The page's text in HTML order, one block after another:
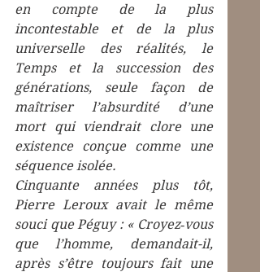
en compte de la plus
incontestable et de la plus
universelle des réalités, le
Temps et la succession des
générations, seule façon de
maîtriser l’absurdité d’une
mort qui viendrait clore une
existence conçue comme une
séquence isolée.
Cinquante années plus tôt,
Pierre Leroux avait le même
souci que Péguy : « Croyez‑vous
que l’homme, demandait-il,
après s’être toujours fait une